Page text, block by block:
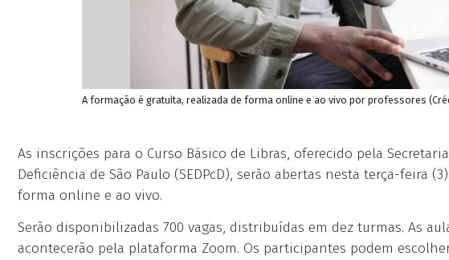
A formação é gratuita, realizada de forma online e ao vivo por professores
As inscrições para o Curso Básico de Libras, oferecido pela
Deficiência de São Paulo (SEDPcD), serão abertas nesta terça-feira
forma online e ao vivo.
Serão disponibilizadas 700 vagas, distribuídas em dez turmas. As
acontecerão pela plataforma Zoom. Os participantes podem